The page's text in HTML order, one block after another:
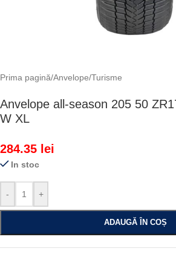
Prima pagină/Anvelope/Turisme
Anvelope all-season 205 50
W XL
284.35 lei
In stoc
- +
ADAUGĂ ÎN COȘ